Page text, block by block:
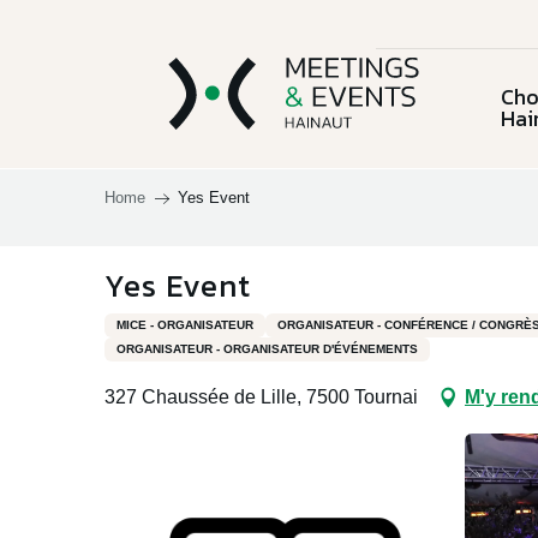
Charleroi & sa
région
Lieux et activités
province du
Hainaut
Le
Home Yes Event
Yes Event
MICE - ORGANISATEUR ORGANISATEUR - CONFÉRENCE /
ORGANISATEUR - ORGANISATEUR D'ÉVÉNEMENTS
327 Chaussée de Lille, 7500 Tournai M'y